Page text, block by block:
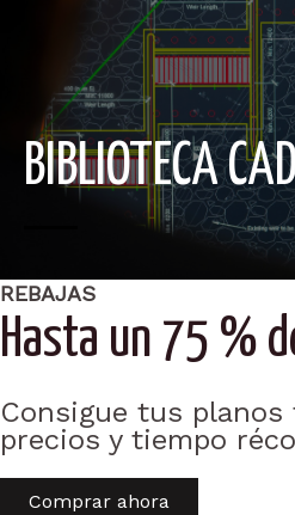
BIBLIOTECA
REBAJAS
Hasta un 75 %
Consigue tus planos
precios y tiempo
Comprar ahora